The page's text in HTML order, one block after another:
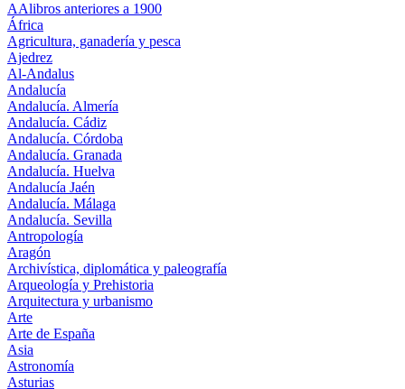
AAlibros anteriores a 1900
África
Agricultura, ganadería y pesca
Ajedrez
Al-Andalus
Andalucía
Andalucía. Almería
Andalucía. Cádiz
Andalucía. Córdoba
Andalucía. Granada
Andalucía. Huelva
Andalucía Jaén
Andalucía. Málaga
Andalucía. Sevilla
Antropología
Aragón
Archivística, diplomática y paleografía
Arqueología y Prehistoria
Arquitectura y urbanismo
Arte
Arte de España
Asia
Astronomía
Asturias